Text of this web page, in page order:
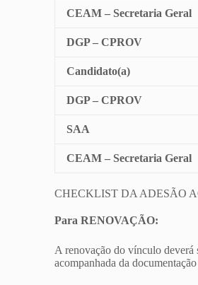
CEAM – Secretaria Geral
DGP – CPROV
Candidato(a)
DGP – CPROV
SAA
CEAM – Secretaria Geral
CHECKLIST DA ADESÃO
Para RENOVAÇÃO:
A renovação do vínculo deverá
acompanhada da